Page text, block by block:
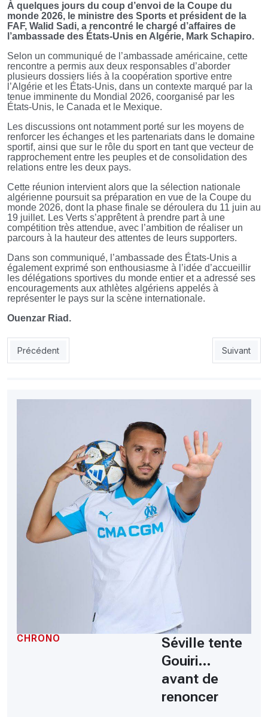
À quelques jours du coup d’envoi de la Coupe du
monde 2026, le ministre des Sports et président de la
FAF, Walid Sadi, a rencontré le chargé d’affaires de
l’ambassade des États-Unis en Algérie, Mark Schapiro.
Selon un communiqué de l’ambassade américaine, cette
rencontre a permis aux deux responsables d’aborder
plusieurs dossiers liés à la coopération sportive entre
l’Algérie et les États-Unis, dans un contexte marqué par la
tenue imminente du Mondial 2026, coorganisé par les
États-Unis, le Canada et le Mexique.
Les discussions ont notamment porté sur les moyens de
renforcer les échanges et les partenariats dans le domaine
sportif, ainsi que sur le rôle du sport en tant que vecteur de
rapprochement entre les peuples et de consolidation des
relations entre les deux pays.
Cette réunion intervient alors que la sélection nationale
algérienne poursuit sa préparation en vue de la Coupe du
monde 2026, dont la phase finale se déroulera du 11 juin au
19 juillet. Les Verts s’apprêtent à prendre part à une
compétition très attendue, avec l’ambition de réaliser un
parcours à la hauteur des attentes de leurs supporters.
Dans son communiqué, l’ambassade des États-Unis a
également exprimé son enthousiasme à l’idée d’accueillir
les délégations sportives du monde entier et a adressé ses
encouragements aux athlètes algériens appelés à
représenter le pays sur la scène internationale.
Ouenzar Riad.
Article précédent : Mondial 2026: coup dur pour l’Autriche
Précédent Article
Suivant
CHRONO
Séville tente
Gouiri…
avant de
renoncer